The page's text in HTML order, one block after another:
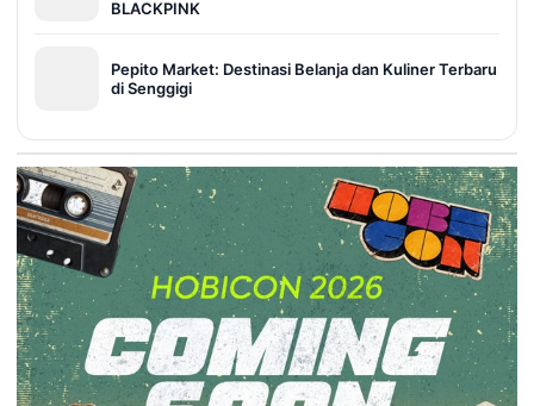
BLACKPINK
Pepito Market: Destinasi Belanja dan Kuliner Terbaru
di Senggigi